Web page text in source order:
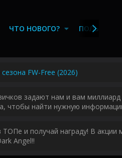
ЧТО НОВОГО?
FW-Free (2026)
задают нам и вам
чтобы найти нужную
ТОПе и получай награду! В
Angel!!